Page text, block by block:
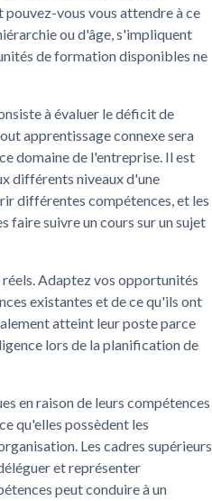
vous vous attendre à ce
ou d'âge, s'impliquent
de formation disponibles ne
à évaluer le déficit de
apprentissage connexe sera
domaine de l'entreprise. Il est
différents niveaux d'une
différentes compétences, et les
faire suivre un cours sur un sujet
Adaptez vos opportunités
existantes et de ce qu'ils ont
atteint leur poste parce
lors de la planification de
en raison de leurs compétences
qu'elles possèdent les
Les cadres supérieurs
et représenter
peut conduire à un